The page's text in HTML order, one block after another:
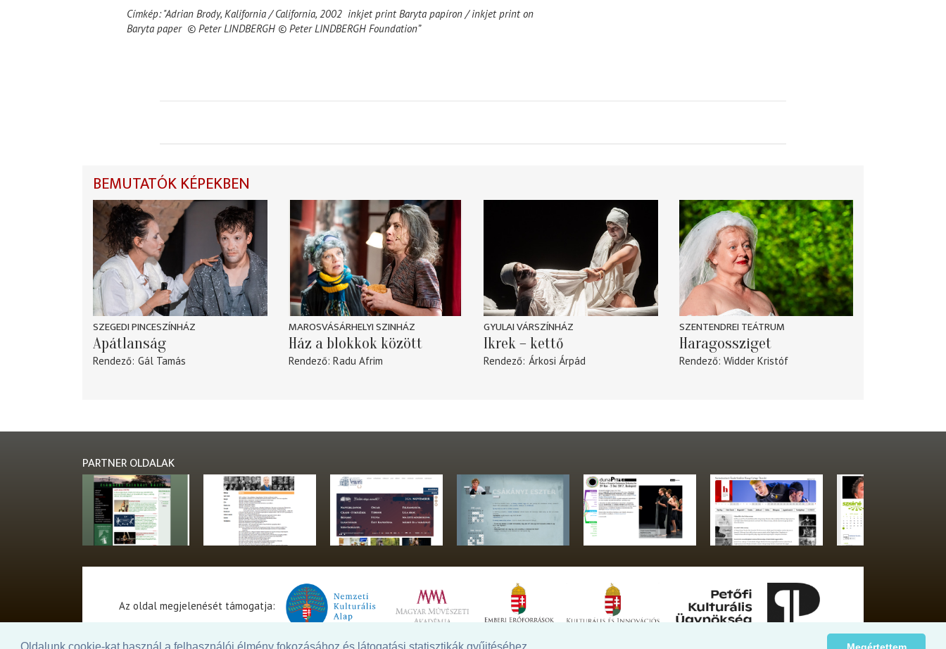
Címkép: "Adrian Brody, Kalifornia / California, 2002 inkjet print Baryta papíron / inkjet print on
Baryta paper © Peter LINDBERGH © Peter LINDBERGH Foundation”
BEMUTATÓK KÉPEKBEN
SZEGEDI PINCESZÍNHÁZ
Apátlanság
Rendező Gál Tamás
MAROSVÁSÁRHELYI SZINHÁZ
Ház a blokkok között
Rendező Radu Afrim
GYULAI VÁRSZÍNHÁZ
Ikrek – kettő
Rendező Árkosi Árpád
SZENTENDREI TEÁTRUM
Haragossziget
Rendező Widder Kristóf
PARTNER OLDALAK
Az oldal megjelenését támogatja: